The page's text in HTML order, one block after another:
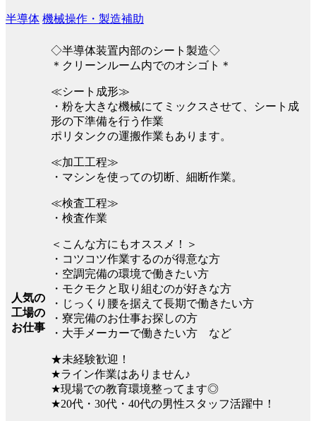
半導体 機械操作・製造補助
人気の
工場の
お仕事
◇半導体装置内部のシート製造◇
＊クリーンルーム内でのオシゴト＊
≪シート成形≫
・粉を大きな機械にてミックスさせて、シート成
形の下準備を行う作業
ポリタンクの運搬作業もあります。
≪加工工程≫
・マシンを使っての切断、細断作業。
≪検査工程≫
・検査作業
＜こんな方にもオススメ！＞
・コツコツ作業するのが得意な方
・空調完備の環境で働きたい方
・モクモクと取り組むのが好きな方
・じっくり腰を据えて長期で働きたい方
・寮完備のお仕事お探しの方
・大手メーカーで働きたい方 など
★未経験歓迎！
★ライン作業はありません♪
★現場での教育環境整ってます◎
★20代・30代・40代の男性スタッフ活躍中！